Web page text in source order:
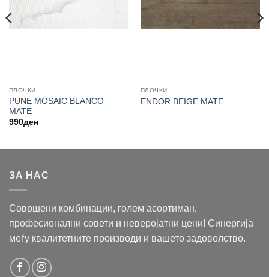
ПЛОЧКИ
PUNE MOSAIC BLANCO
MATE
990ден
ПЛОЧКИ
ENDOR BEIGE MATE
ЗА НАС
Совршени комбинации, голем асортиман,
професионални совети и неверојатни цени! Синергија
меѓу квалитетните производи и вашето задоволство.